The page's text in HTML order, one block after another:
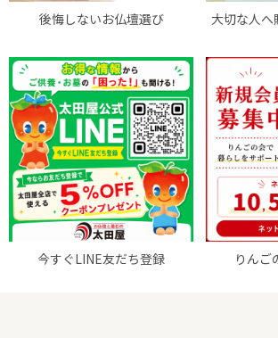
後悔しないお仏壇選び
大切な人
今すぐLINE友だち登録 りんご